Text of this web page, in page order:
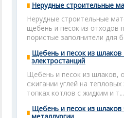
Нерудные строительные
Нерудные строительные
щебень и песок из отходов
пористые заполнители для
Щебень и песок из шлаков
электростанций
Щебень и песок из шлаков,
сжигании углей на тепловых
топках котлов с жидким и т...
Щебень и песок из шлаков